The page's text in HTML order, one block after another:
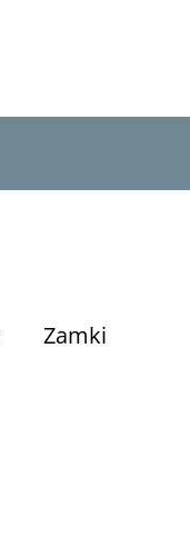
Zamki